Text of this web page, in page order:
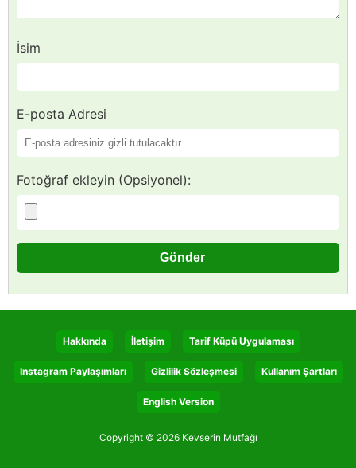
İsim
E-posta Adresi
Fotoğraf ekleyin (Opsiyonel):
Hakkında İletişim Tarif Küpü Uygulaması
Instagram Paylaşımları Gizlilik Sözleşmesi Kullanım Şartları
English Version
Copyright © 2026 Kevserin Mutfağı